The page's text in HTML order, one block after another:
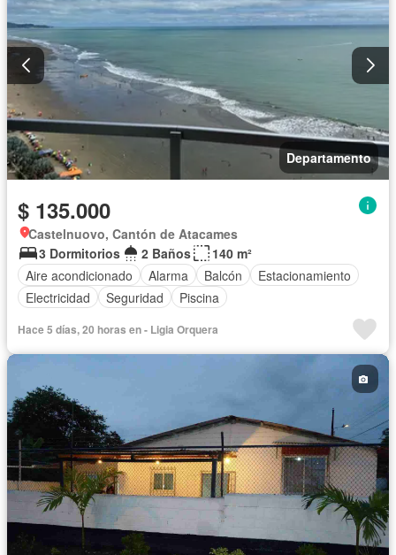
Departamento
$ 135.000
Castelnuovo, Cantón de Atacames
3 Dormitorios
2 Baños
140 m²
Aire acondicionado
Alarma Balcón
Estacionamiento
Electricidad
Seguridad Piscina
Hace 5 días, 20 horas en - Ligia Orquera